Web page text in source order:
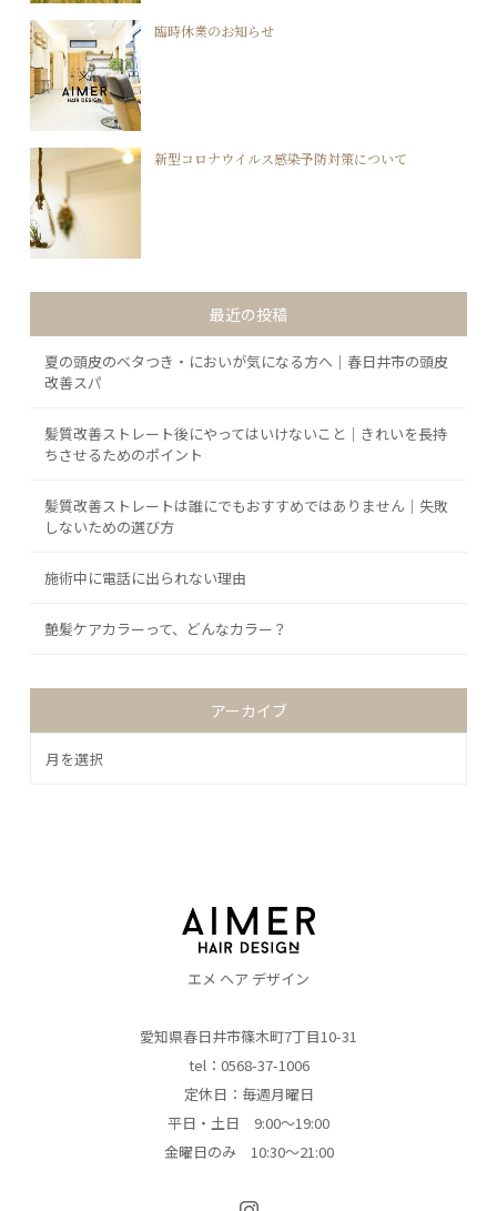
臨時休業のお知らせ
新型コロナウイルス感染予防対策について
最近の投稿
夏の頭皮のベタつき・においが気になる方へ｜春日井市の頭皮
改善スパ
髪質改善ストレート後にやってはいけないこと｜きれいを長持
ちさせるためのポイント
髪質改善ストレートは誰にでもおすすめではありません｜失敗
しないための選び方
施術中に電話に出られない理由
艶髪ケアカラーって、どんなカラー？
アーカイブ
エメ ヘア デザイン
愛知県春日井市篠木町7丁目10-31
tel：0568-37-1006
定休日：毎週月曜日
平日・土日 9:00～19:00
金曜日のみ 10:30～21:00